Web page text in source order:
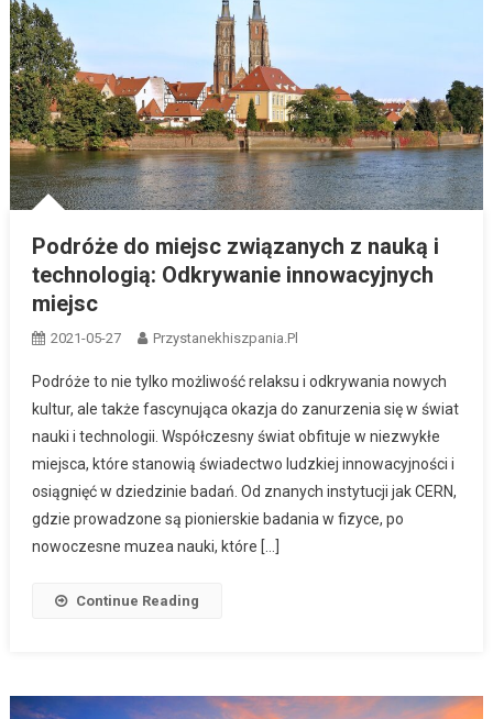
Podróże do miejsc związanych z nauką i
technologią: Odkrywanie innowacyjnych
miejsc
2021-05-27 Przystanekhiszpania.pl
Podróże to nie tylko możliwość relaksu i odkrywania nowych
kultur, ale także fascynująca okazja do zanurzenia się w świat
nauki i technologii. Współczesny świat obfituje w niezwykłe
miejsca, które stanowią świadectwo ludzkiej innowacyjności i
osiągnięć w dziedzinie badań. Od znanych instytucji jak CERN,
gdzie prowadzone są pionierskie badania w fizyce, po
nowoczesne muzea nauki, które […]
Continue Reading